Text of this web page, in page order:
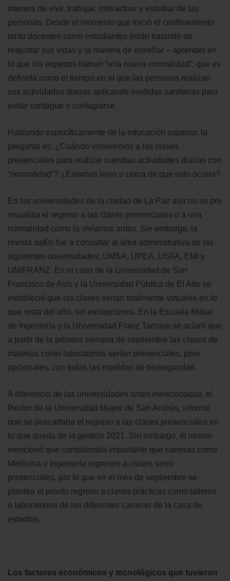
manera de vivir, trabajar, interactuar y estudiar de las
personas. Desde el momento que inició el confinamiento
tanto docentes como estudiantes están tratando de
reajustar sus vidas y la manera de enseñar – aprender en
lo que los expertos llaman “una nueva normalidad”; que es
definida como el tiempo en el que las personas realizan
sus actividades diarias aplicando medidas sanitarias para
evitar contagiar o contagiarse.
Hablando específicamente de la educación superior, la
pregunta es: ¿Cuándo volveremos a las clases
presenciales para realizar nuestras actividades diarias con
“normalidad”? ¿Estamos lejos o cerca de que esto ocurra?
En las universidades de la ciudad de La Paz aún no se pre
visualiza el regreso a las clases presenciales o a una
normalidad como la vivíamos antes. Sin embargo, la
revista dat0s fue a consultar al área administrativa de las
siguientes universidades: UMSA, UPEA, USFA, EMI y
UNIFRANZ. En el caso de la Universidad de San
Francisco de Asís y la Universidad Pública de El Alto se
estableció que las clases serian totalmente virtuales en lo
que resta del año, sin excepciones. En la Escuela Militar
de Ingeniería y la Universidad Franz Tamayo se aclaró que
a partir de la primera semana de septiembre las clases de
materias como laboratorios serían presenciales, pero
opcionales, con todas las medidas de bioseguridad.
A diferencia de las universidades antes mencionadas, el
Rector de la Universidad Mayor de San Andrés, informó
que se descartaba el regreso a las clases presenciales en
lo que queda de la gestión 2021. Sin embargo, él mismo
mencionó que consideraba importante que carreras como
Medicina o Ingeniería regresen a clases semi-
presenciales, por lo que en el mes de septiembre se
plantea el pronto regreso a clases prácticas como talleres
o laboratorios de las diferentes carreras de la casa de
estudios.
Los factores económicos y tecnológicos que tuvieron